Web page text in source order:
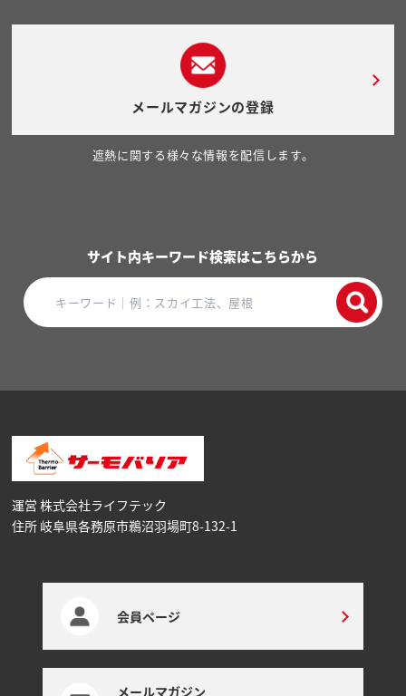
メールマガジンの登録
遮熱に関する様々な情報を配信します。
サイト内キーワード検索はこちらから
運営 株式会社ライフテック
住所 岐阜県各務原市鵜沼⽻場町8-132-1
会員ページ
メールマガジン